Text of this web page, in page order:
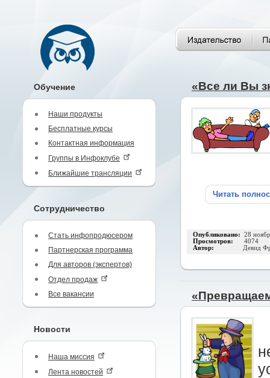
Обучение
Наши продукты
Бесплатные курсы
Контактная информация
Группы в Инфоклубе
Ближайшие трансляции
Сотрудничество
Стать инфопродюсером
Партнерская программа
Для авторов (экспертов)
Отдел продаж
Все вакансии
Новости
Наша миссия
Лента новостей
«Все ли Вы
Читать
Опубликовано: 28
Просмотров: 4074
Автор: Девид